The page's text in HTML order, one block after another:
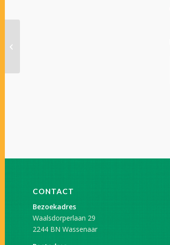
CONTACT
Bezoekadres
Waalsdorperlaan 29
2244 BN Wassenaar